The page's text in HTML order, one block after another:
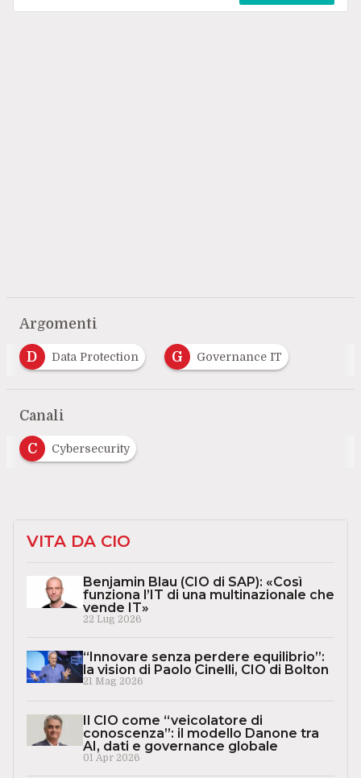
Argomenti
D Data Protection G Governance IT
Canali
C Cybersecurity
VITA DA CIO
Benjamin Blau (CIO di SAP): «Così
funziona l’IT di una multinazionale che
vende IT»
22 Lug 2026
“Innovare senza perdere equilibrio”:
la vision di Paolo Cinelli, CIO di Bolton
21 Mag 2026
Il CIO come “veicolatore di
conoscenza”: il modello Danone tra
AI, dati e governance globale
01 Apr 2026